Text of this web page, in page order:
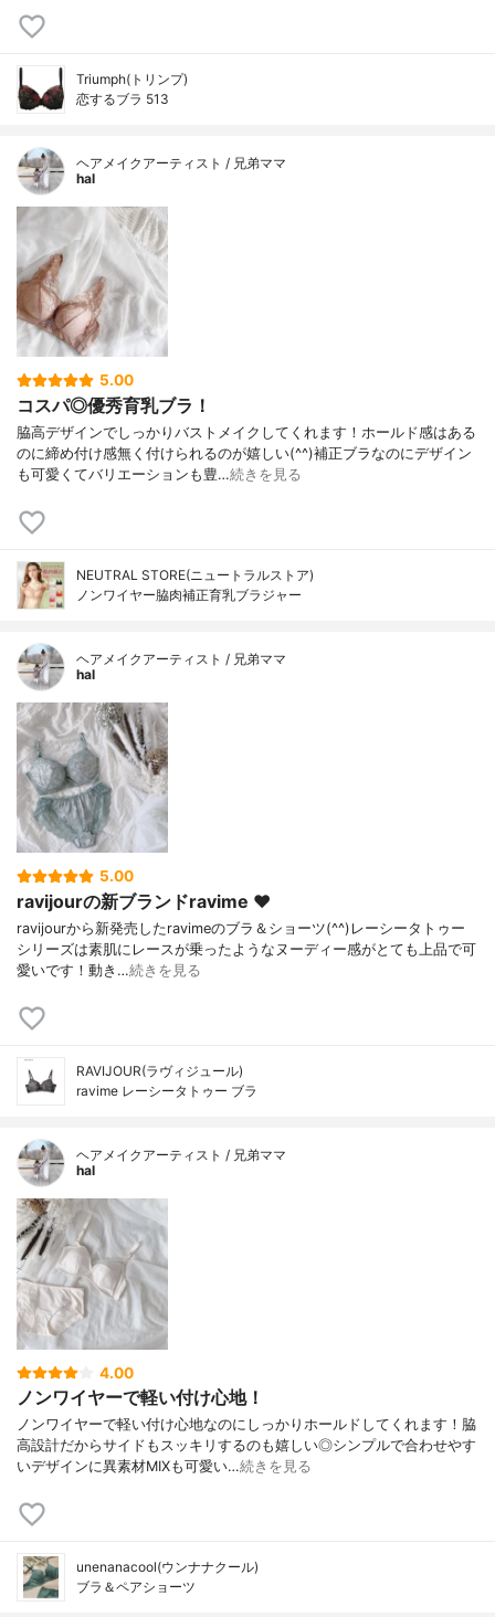
Triumph(トリンプ)
恋するブラ 513
ヘアメイクアーティスト / 兄弟ママ
hal
5.00
コスパ◎優秀育乳ブラ！
脇高デザインでしっかりバストメイクしてくれます！ホールド感はある
のに締め付け感無く付けられるのが嬉しい(^^)補正ブラなのにデザイン
も可愛くてバリエーションも豊…続きを見る
NEUTRAL STORE(ニュートラルストア)
ノンワイヤー脇肉補正育乳ブラジャー
ヘアメイクアーティスト / 兄弟ママ
hal
5.00
ravijourの新ブランドravime ❤︎
ravijourから新発売したravimeのブラ＆ショーツ(^^)レーシータトゥー
シリーズは素肌にレースが乗ったようなヌーディー感がとても上品で可
愛いです！動き…続きを見る
RAVIJOUR(ラヴィジュール)
ravime レーシータトゥー ブラ
ヘアメイクアーティスト / 兄弟ママ
hal
4.00
ノンワイヤーで軽い付け心地！
ノンワイヤーで軽い付け心地なのにしっかりホールドしてくれます！脇
高設計だからサイドもスッキリするのも嬉しい◎シンプルで合わせやす
いデザインに異素材MIXも可愛い…続きを見る
unenanacool(ウンナナクール)
ブラ＆ペアショーツ